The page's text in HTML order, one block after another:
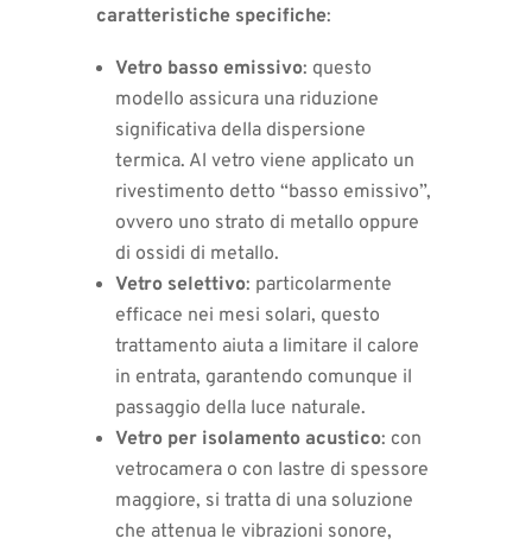
caratteristiche specifiche:
Vetro basso emissivo: questo
modello assicura una riduzione
significativa della dispersione
termica. Al vetro viene applicato un
rivestimento detto “basso emissivo”,
ovvero uno strato di metallo oppure
di ossidi di metallo.
Vetro selettivo: particolarmente
efficace nei mesi solari, questo
trattamento aiuta a limitare il calore
in entrata, garantendo comunque il
passaggio della luce naturale.
Vetro per isolamento acustico: con
vetrocamera o con lastre di spessore
maggiore, si tratta di una soluzione
che attenua le vibrazioni sonore,